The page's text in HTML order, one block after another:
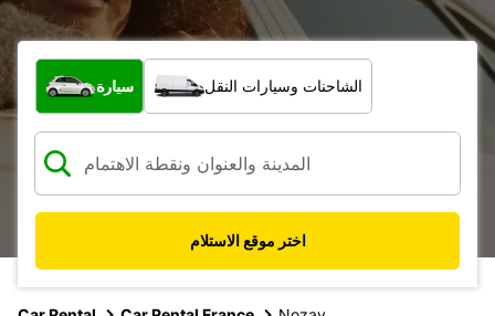
ما نوع المركبة؟
سيارة الشاحنات وسيارات النقل
اختر موقع الاستلام